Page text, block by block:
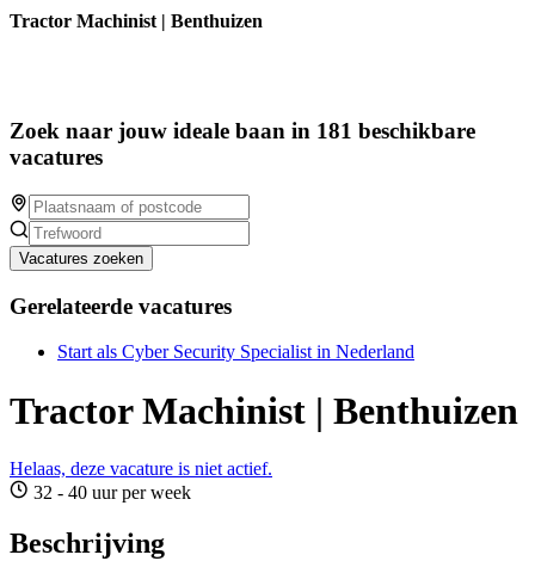
Tractor Machinist | Benthuizen
Zoek naar jouw ideale baan in 181 beschikbare
vacatures
Vacatures zoeken
Gerelateerde vacatures
Start als Cyber Security Specialist in Nederland
Tractor Machinist | Benthuizen
Helaas, deze vacature is niet actief.
32 - 40 uur per week
Beschrijving